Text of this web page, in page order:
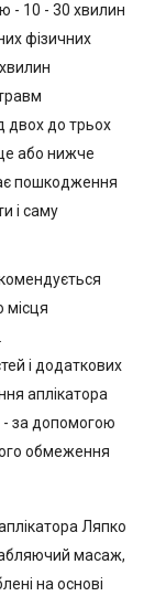
- 10 - 30 хвилин
фізичних
двох до трьох
або нижче
пошкодження
і саму
місця
і додаткових
аплікатора
за допомогою
обмеження
Ляпко
масаж,
на основі